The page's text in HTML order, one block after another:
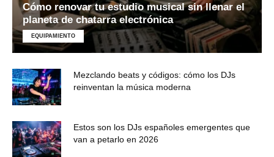
Cómo renovar tu estudio musical sin llenar el
planeta de chatarra electrónica
EQUIPAMIENTO
Mezclando beats y códigos: cómo los DJs
reinventan la música moderna
Estos son los DJs españoles emergentes que
van a petarlo en 2026